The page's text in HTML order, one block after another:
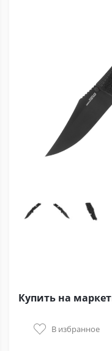
Купить на
В избранное